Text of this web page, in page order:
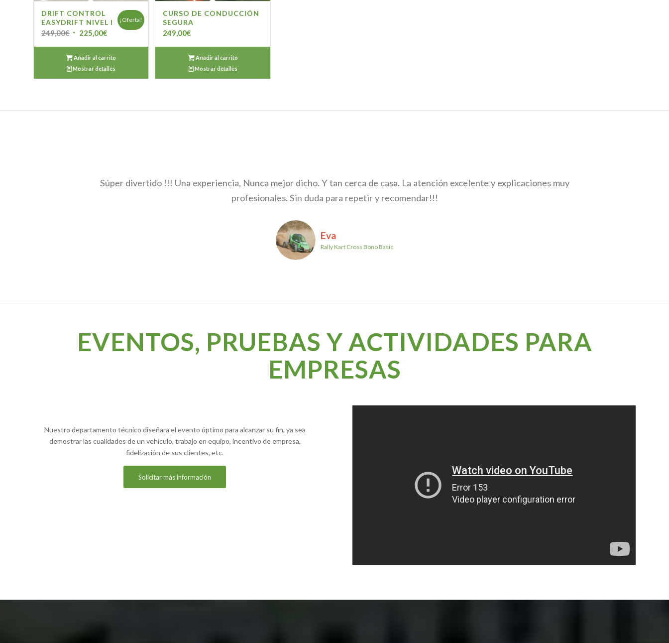
DRIFT CONTROL
EASYDRIFT NIVEL I
249,00€ 225,00€
¡Oferta!
Añadir al carrito
Mostrar detalles
CURSO DE CONDUCCIÓN
SEGURA
249,00€
Añadir al carrito
Mostrar detalles
Súper divertido !!! Una experiencia, Nunca mejor dicho. Y tan cerca de casa. La atención excelente y explicaciones muy
profesionales. Sin duda para repetir y recomendar!!!
Eva
Rally Kart Cross Bono Basic
EVENTOS, PRUEBAS Y ACTIVIDADES PARA
EMPRESAS
Nuestro departamento técnico diseñara el evento óptimo para alcanzar su fin, ya sea
demostrar las cualidades de un vehículo, trabajo en equipo, incentivo de empresa,
fidelización de sus clientes, etc.
Solicitar más información